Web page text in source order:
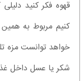
قهوه فکر کنید
کنیم مربوط به
خواهد توانست مزه
شکر یا عسل داخل